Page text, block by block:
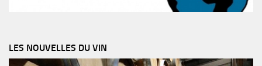
LES NOUVELLES DU VIN